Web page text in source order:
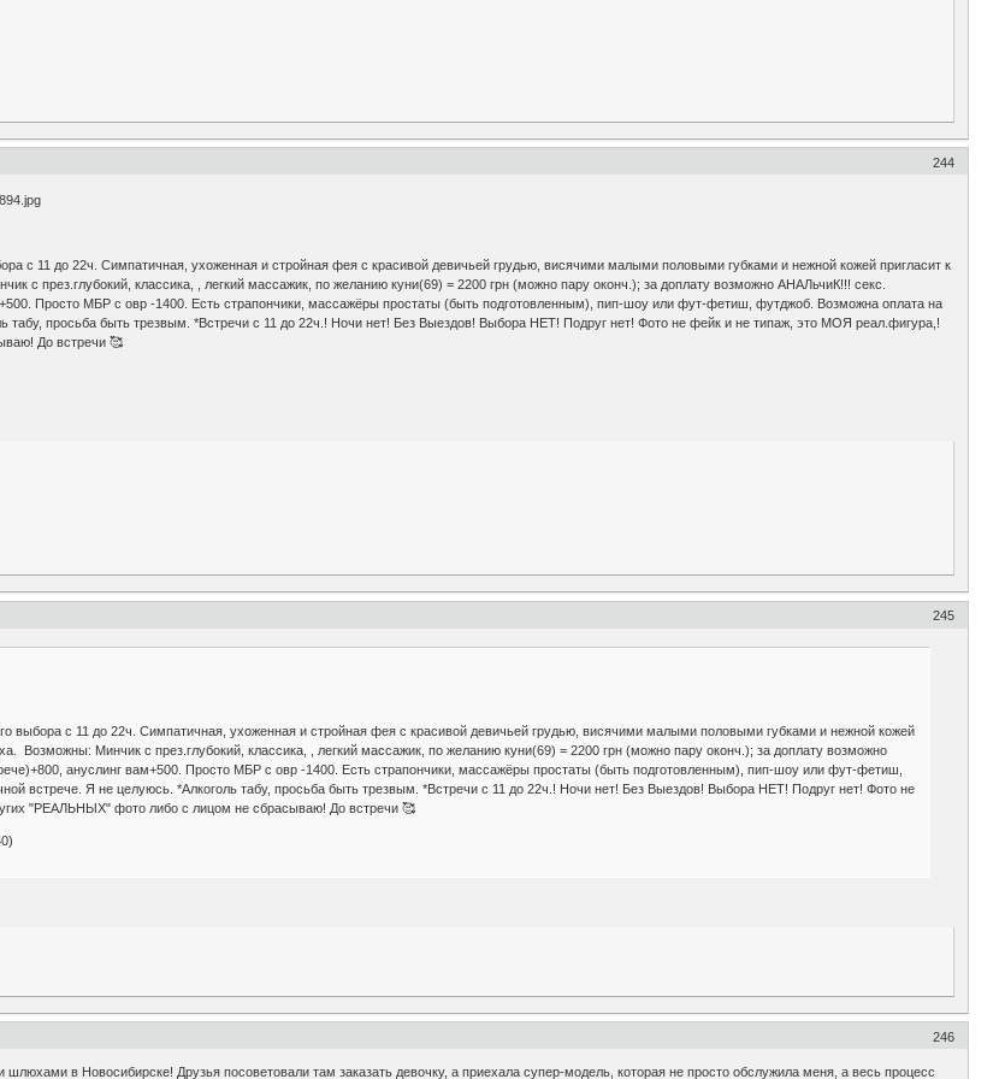
244
с 11 до 22ч. Симпатичная, ухоженная и стройная фея с красивой девичьей грудью, висячими малыми половыми губками и нежной кожей пригласит к
с през.глубокий, классика, , легкий массажик, по желанию куни(69) = 2200 грн (можно пару оконч.); за доплату возможно АНАЛьчиК!!! секс.
Просто МБР с овр -1400. Есть страпончики, массажёры простаты (быть подготовленным), пип-шоу или фут-фетиш, футджоб. Возможна оплата на
табу, просьба быть трезвым. *Встречи с 11 до 22ч.! Ночи нет! Без Выездов! Выбора НЕТ! Подруг нет! Фото не фейк и не типаж, это МОЯ реал.фигура,!
До встречи 🥰
245
выбора с 11 до 22ч. Симпатичная, ухоженная и стройная фея с красивой девичьей грудью, висячими малыми половыми губками и нежной кожей
Возможны: Минчик с през.глубокий, классика, , легкий массажик, по желанию куни(69) = 2200 грн (можно пару оконч.); за доплату возможно
ануслинг вам+500. Просто МБР с овр -1400. Есть страпончики, массажёры простаты (быть подготовленным), пип-шоу или фут-фетиш,
встрече. Я не целуюсь. *Алкоголь табу, просьба быть трезвым. *Встречи с 11 до 22ч.! Ночи нет! Без Выездов! Выбора НЕТ! Подруг нет! Фото не
"РЕАЛЬНЫХ" фото либо с лицом не сбрасываю! До встречи 🥰
246
в Новосибирске! Друзья посоветовали там заказать девочку, а приехала супер-модель, которая не просто обслужила меня, а весь процесс